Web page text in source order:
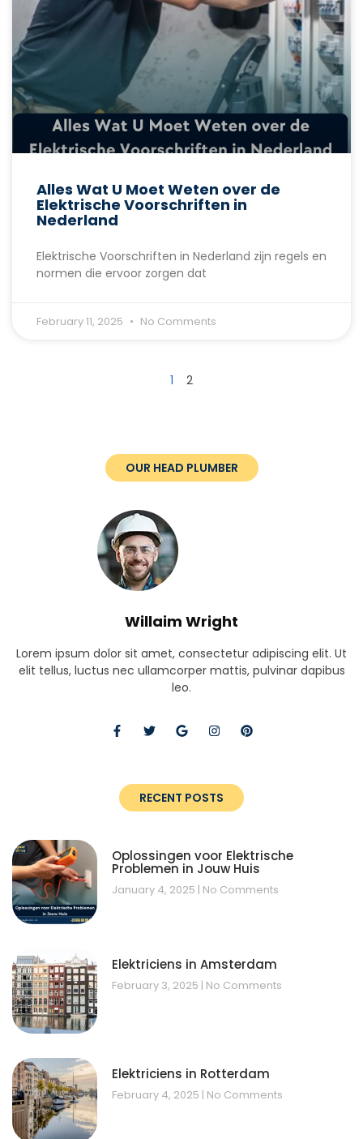
Alles Wat U Moet Weten over de
Elektrische Voorschriften in
Nederland
Elektrische Voorschriften in Nederland zijn regels en
normen die ervoor zorgen dat
February 11, 2025 No Comments
1 2
OUR HEAD PLUMBER
Willaim Wright
Lorem ipsum dolor sit amet, consectetur adipiscing elit. Ut
elit tellus, luctus nec ullamcorper mattis, pulvinar dapibus
leo.
RECENT POSTS
Oplossingen voor Elektrische
Problemen in Jouw Huis
January 4, 2025 No Comments
Elektriciens in Amsterdam
February 3, 2025 No Comments
Elektriciens in Rotterdam
February 4, 2025 No Comments